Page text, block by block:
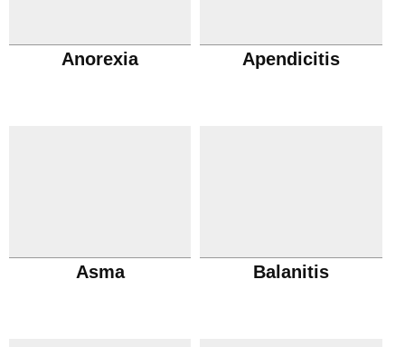
Anorexia Apendicitis
Asma Balanitis